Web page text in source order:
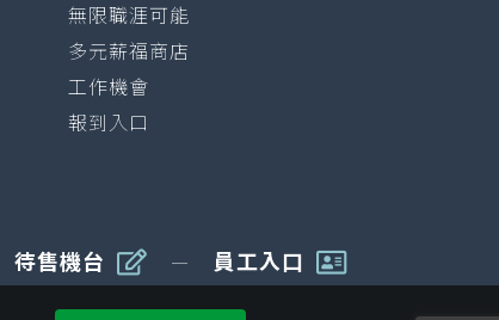
無限職涯可能
多元薪福商店
工作機會
報到入口
待售機台 員工入口